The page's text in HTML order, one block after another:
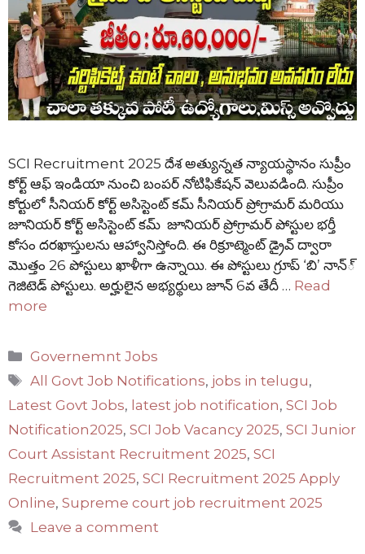
SCI Recruitment 2025 దేశ అత్యున్నత న్యాయస్థానం సుప్రీం
కోర్ట్ ఆఫ్ ఇండియా నుంచి బంపర్ నోటిఫికేషన్ వెలువడింది. సుప్రీం
కోర్టులో సీనియర్ కోర్ట్ అసిస్టెంట్ కమ్ సీనియర్ ప్రోగ్రామర్ మరియు
జూనియర్ కోర్ట్ అసిస్టెంట్ కమ్ జూనియర్ ప్రోగ్రామర్ పోస్టుల భర్తీ
కోసం దరఖాస్తులను ఆహ్వానిస్తోంది. ఈ రిక్రూట్మెంట్ డ్రైవ్ ద్వారా
మొత్తం 26 పోస్టులు ఖాళీగా ఉన్నాయి. ఈ పోస్టులు గ్రూప్ ‘బి’ నాన్్
గెజిటెడ్ పోస్టులు. అర్హులైన అభ్యర్థులు జూన్ 6వ తేదీ … Read
more
Categories
Governemnt Jobs
Tags
All Govt Job Notifications, jobs in telugu,
Latest Govt Jobs, latest job notification, SCI Job
Notification2025, SCI Job Vacancy 2025, SCI Junior
Court Assistant Recruitment 2025, SCI
Recruitment 2025, SCI Recruitment 2025 Apply
Online, Supreme court job recruitment 2025
Leave a comment